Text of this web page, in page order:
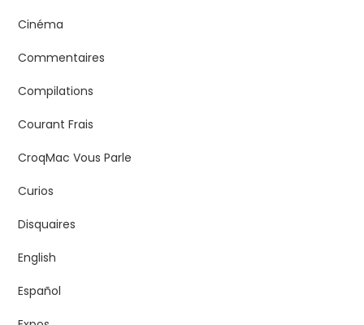
Cinéma
Commentaires
Compilations
Courant Frais
CroqMac Vous Parle
Curios
Disquaires
English
Español